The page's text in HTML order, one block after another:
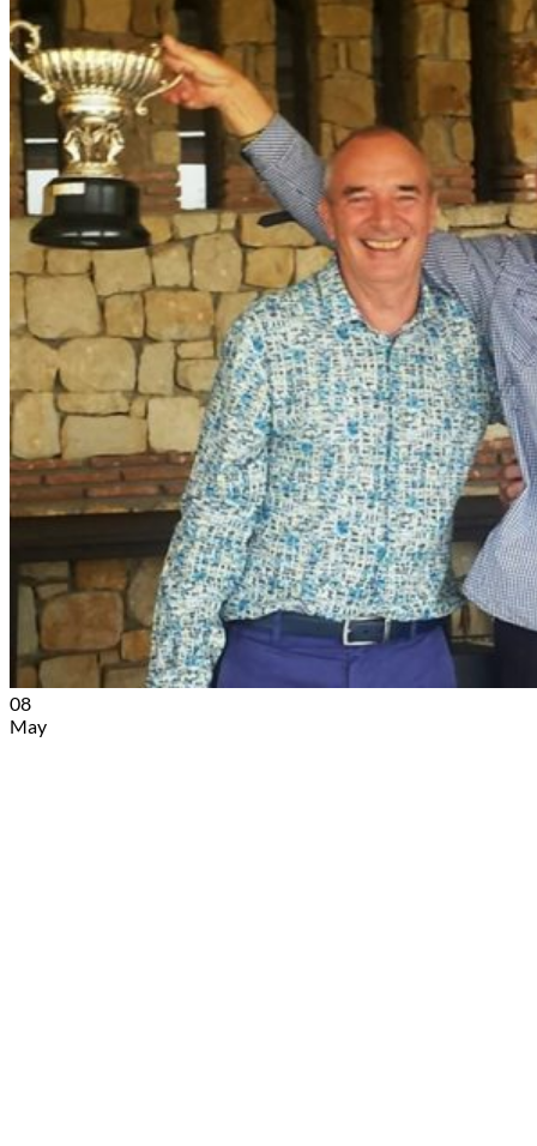
El Campo
Instalaciones
Clases de Golf
Quienes Somos
Tarifas
Membresías
Restaurante
Eventos
Organiza tu evento
Calendario de eventos
Noticias
Últimas noticias
Newsletters
RESERVA ONLINE
Reservar
08
May